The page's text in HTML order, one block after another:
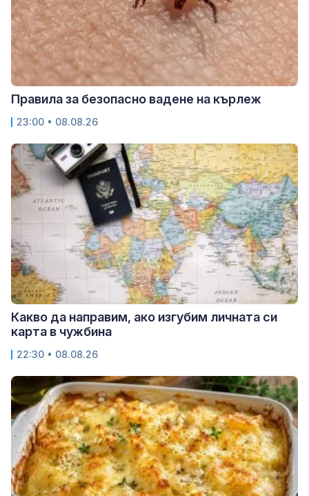
Правила за безопасно вадене на кърлеж
23:00 • 08.08.26
Какво да направим, ако изгубим личната си
карта в чужбина
22:30 • 08.08.26